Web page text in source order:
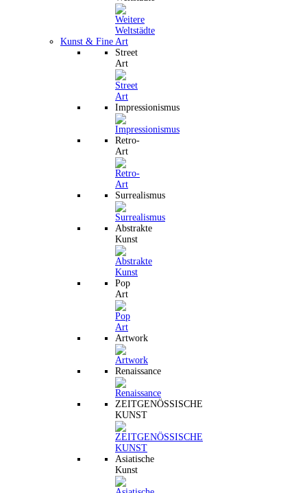
Kunst & Fine Art
Street
Art
Impressionismus
Retro-
Art
Surrealismus
Abstrakte
Kunst
Pop
Art
Artwork
Renaissance
ZEITGENÖSSISCHE
KUNST
Asiatische
Kunst